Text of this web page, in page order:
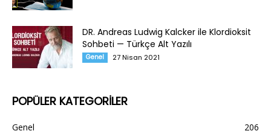
DR. Andreas Ludwig Kalcker ile Klordioksit
Sohbeti — Türkçe Alt Yazılı
Genel 27 Nisan 2021
POPÜLER KATEGORİLER
Genel 206